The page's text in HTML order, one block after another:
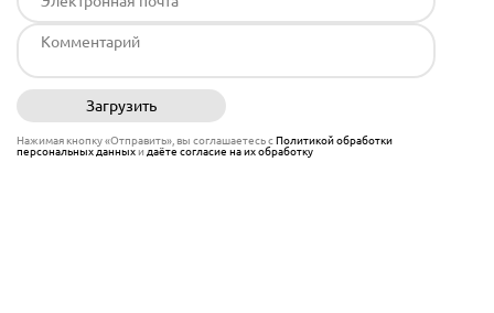
Загрузить
Нажимая кнопку «Отправить», вы соглашаетесь сПолитикой обработки
персональных данныхи даёте согласие на их обработку